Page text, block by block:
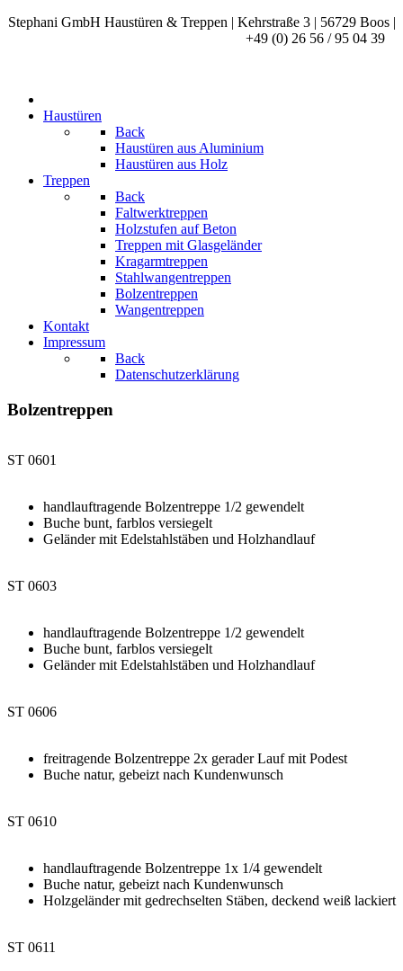
Stephani GmbH Haustüren & Treppen | Kehrstraße 3 | 56729 Boos |
+49 (0) 26 56 / 95 04 39
Haustüren
Back
Haustüren aus Aluminium
Haustüren aus Holz
Treppen
Back
Faltwerktreppen
Holzstufen auf Beton
Treppen mit Glasgeländer
Kragarmtreppen
Stahlwangentreppen
Bolzentreppen
Wangentreppen
Kontakt
Impressum
Back
Datenschutzerklärung
Bolzentreppen
ST 0601
handlauftragende Bolzentreppe 1/2 gewendelt
Buche bunt, farblos versiegelt
Geländer mit Edelstahlstäben und Holzhandlauf
ST 0603
handlauftragende Bolzentreppe 1/2 gewendelt
Buche bunt, farblos versiegelt
Geländer mit Edelstahlstäben und Holzhandlauf
ST 0606
freitragende Bolzentreppe 2x gerader Lauf mit Podest
Buche natur, gebeizt nach Kundenwunsch
ST 0610
handlauftragende Bolzentreppe 1x 1/4 gewendelt
Buche natur, gebeizt nach Kundenwunsch
Holzgeländer mit gedrechselten Stäben, deckend weiß lackiert
ST 0611